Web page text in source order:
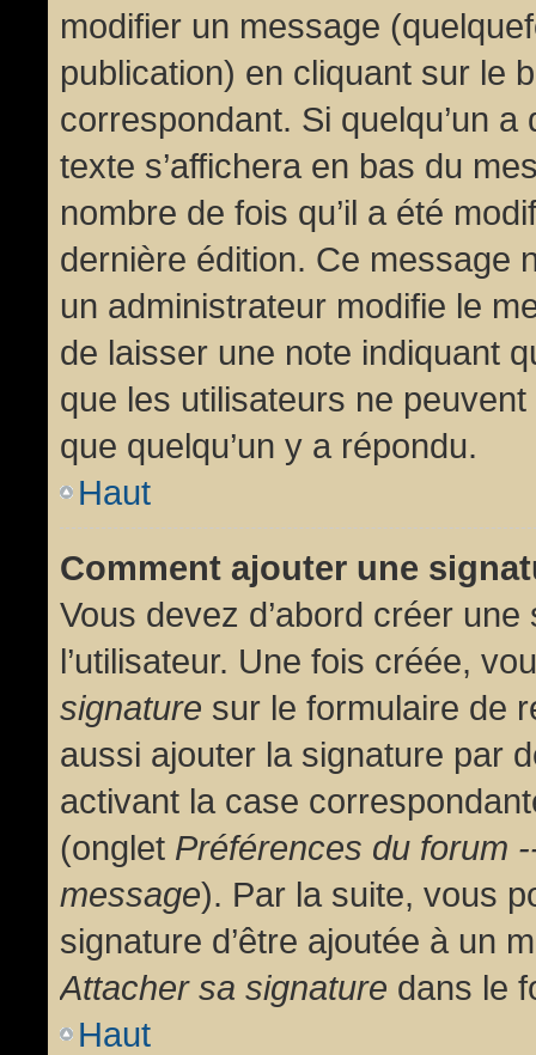
modifier un message
publication) en cliquant sur le
correspondant. Si quelqu’un
texte s’affichera en bas du
nombre de fois qu’il a été
dernière édition. Ce message
un administrateur modifie le
de laisser une note indiquant
que les utilisateurs ne
que quelqu’un y a répondu.
Haut
Comment ajouter une
Vous devez d’abord créer
l’utilisateur. Une fois créée,
signature sur le formulaire de
aussi ajouter la signature par
activant la case
(onglet Préférences du forum
message). Par la suite, vous
signature d’être ajoutée à un
Attacher sa signature dans le
Haut